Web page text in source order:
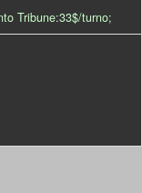
Tribune:33$/turno;